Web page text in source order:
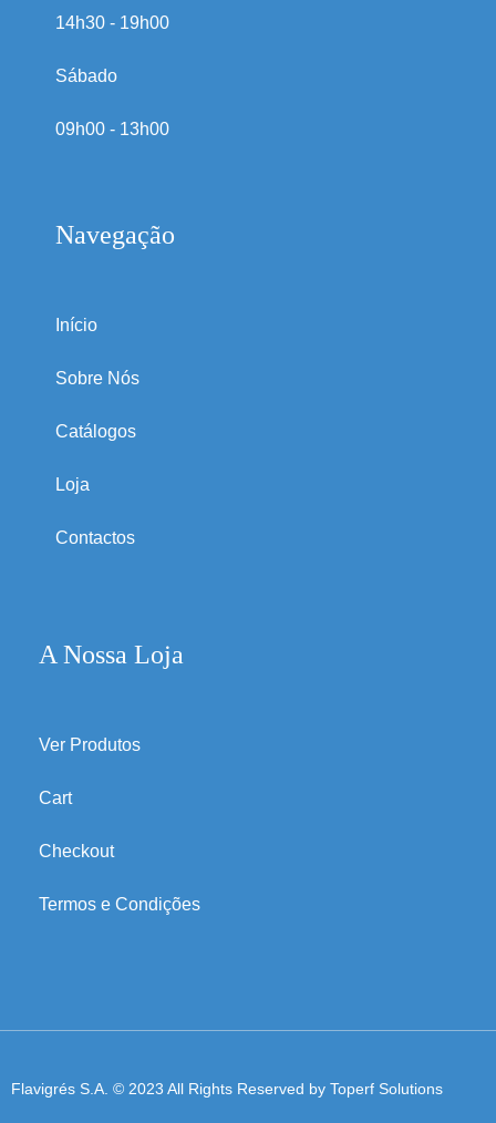
14h30 - 19h00
Sábado
09h00 - 13h00
Navegação
Início
Sobre Nós
Catálogos
Loja
Contactos
A Nossa Loja
Ver Produtos
Cart
Checkout
Termos e Condições
Flavigrés S.A. © 2023 All Rights Reserved by Toperf Solutions